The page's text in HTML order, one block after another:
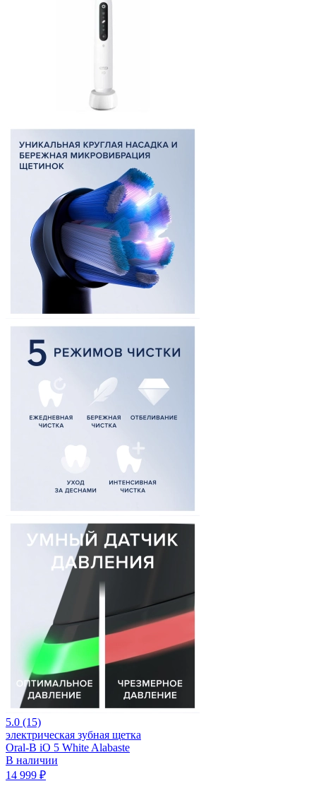
5.0 (15)
электрическая зубная щетка
Oral-B iO 5 White Alabaste
В наличии
14 999 ₽